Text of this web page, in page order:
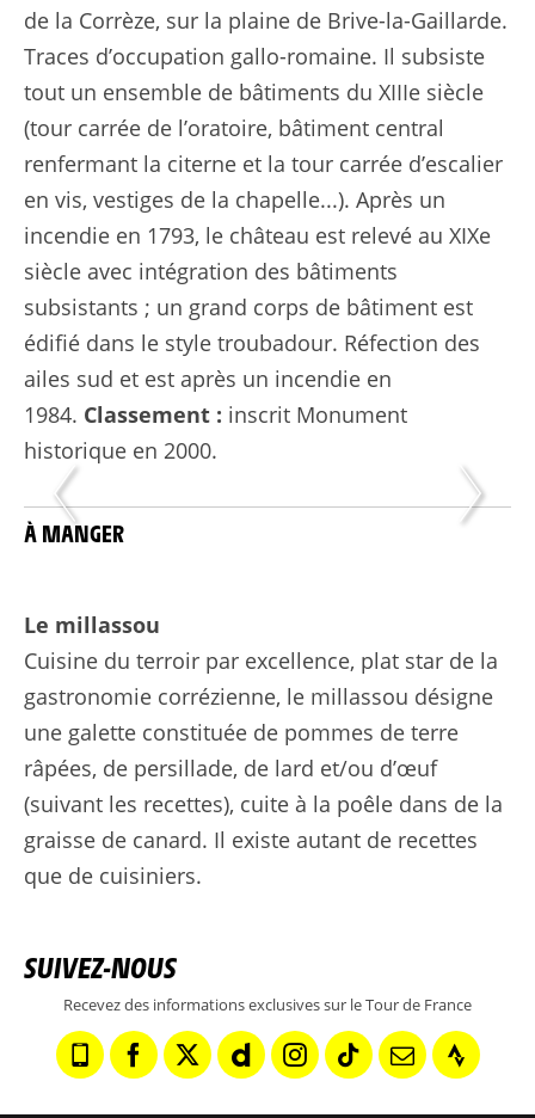
de la Corrèze, sur la plaine de Brive-la-Gaillarde.
Traces d’occupation gallo-romaine. Il subsiste
tout un ensemble de bâtiments du XIIIe siècle
(tour carrée de l’oratoire, bâtiment central
renfermant la citerne et la tour carrée d’escalier
en vis, vestiges de la chapelle...). Après un
incendie en 1793, le château est relevé au XIXe
siècle avec intégration des bâtiments
subsistants ; un grand corps de bâtiment est
édifié dans le style troubadour. Réfection des
ailes sud et est après un incendie en
1984. Classement : inscrit Monument
historique en 2000.
À MANGER
Le millassou
Cuisine du terroir par excellence, plat star de la
gastronomie corrézienne, le millassou désigne
une galette constituée de pommes de terre
râpées, de persillade, de lard et/ou d’œuf
(suivant les recettes), cuite à la poêle dans de la
graisse de canard. Il existe autant de recettes
que de cuisiniers.
SUIVEZ-NOUS
Recevez des informations exclusives sur le Tour de France